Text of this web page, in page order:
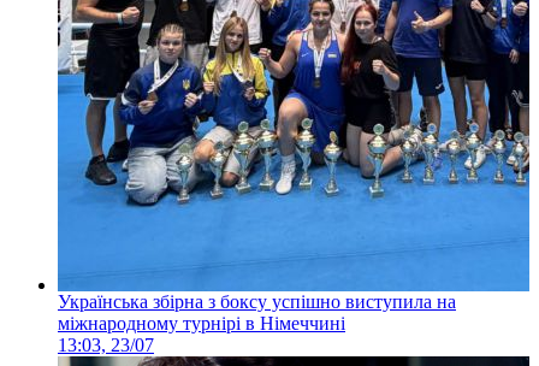
Українська збірна з боксу успішно виступила на
міжнародному турнірі в Німеччині
13:03, 23/07